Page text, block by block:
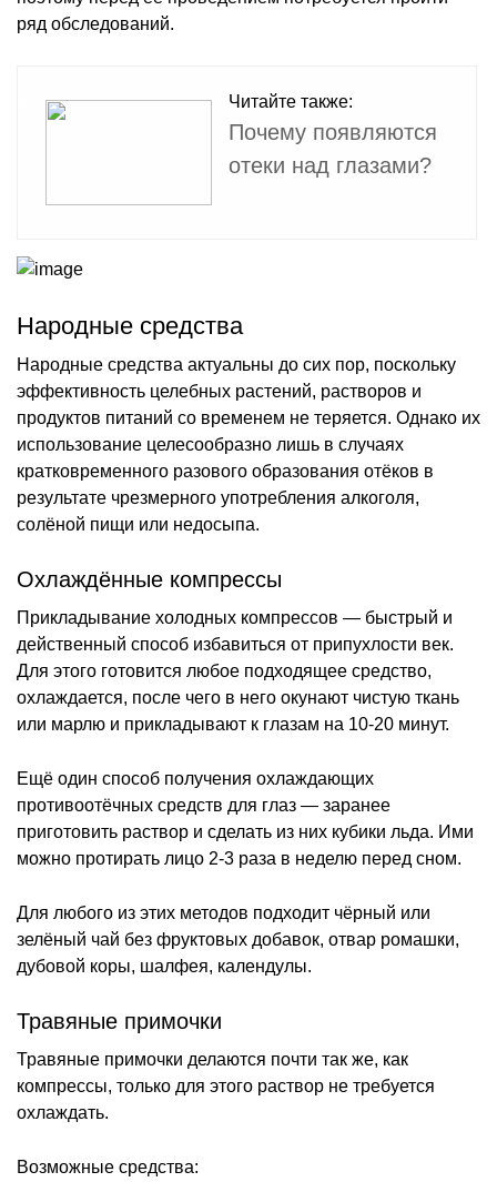
ряд обследований.
Читайте также:
Почему появляются
отеки над глазами?
Народные средства
Народные средства актуальны до сих пор, поскольку
эффективность целебных растений, растворов и
продуктов питаний со временем не теряется. Однако их
использование целесообразно лишь в случаях
кратковременного разового образования отёков в
результате чрезмерного употребления алкоголя,
солёной пищи или недосыпа.
Охлаждённые компрессы
Прикладывание холодных компрессов — быстрый и
действенный способ избавиться от припухлости век.
Для этого готовится любое подходящее средство,
охлаждается, после чего в него окунают чистую ткань
или марлю и прикладывают к глазам на 10-20 минут.
Ещё один способ получения охлаждающих
противоотёчных средств для глаз — заранее
приготовить раствор и сделать из них кубики льда. Ими
можно протирать лицо 2-3 раза в неделю перед сном.
Для любого из этих методов подходит чёрный или
зелёный чай без фруктовых добавок, отвар ромашки,
дубовой коры, шалфея, календулы.
Травяные примочки
Травяные примочки делаются почти так же, как
компрессы, только для этого раствор не требуется
охлаждать.
Возможные средства: